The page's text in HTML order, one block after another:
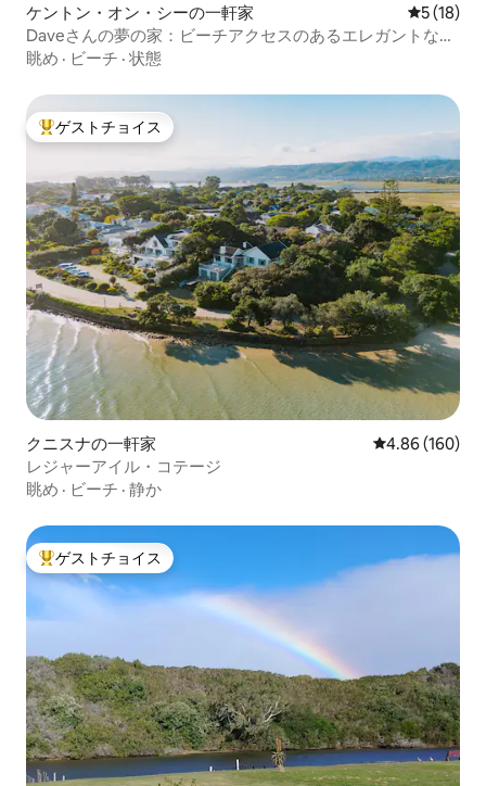
ケントン・オン・シーの一軒家 レビュー
5 (18)
Daveさんの夢の家：ビーチアクセスのあるエレガントなコ
テージ
眺め · ビーチ · 状態
大好評のゲストチョイスです。
ゲストチョイス
クニスナの一軒家 レビュー160
4.86 (160)
レジャーアイル・コテージ
眺め · ビーチ · 静か
大好評のゲストチョイスです。
ゲストチョイス